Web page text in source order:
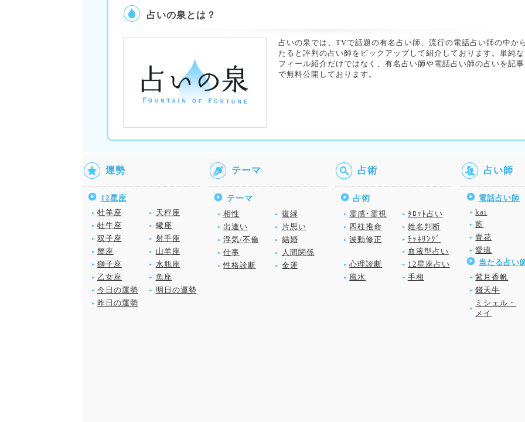
占いの泉とは？
占いの泉では、TVで話題の有名占い師、流行の電話占い師の中か
たると評判の占い師をピックアップして紹介しております。単純
フィール紹介だけではなく、有名占い師や電話占い師の占いを記
で無料公開しております。
運勢
12星座
牡羊座
天秤座
牡牛座
蠍座
双子座
射手座
蟹座
山羊座
獅子座
水瓶座
乙女座
魚座
今日の運勢
明日の運勢
昨日の運勢
テーマ
テーマ
相性
復縁
出逢い
片思い
浮気/不倫
結婚
仕事
人間関係
性格診断
金運
占術
占術
霊感･霊視
ﾀﾛｯﾄ占い
四柱推命
姓名判断
波動修正
ﾁｬﾈﾘﾝｸﾞ
血液型占い
心理診断
12星座占い
風水
手相
占い師
電話占い師
kai
藍
青花
愛琉
当たる占い
紫月香帆
錢天牛
ミシェル・
メイ